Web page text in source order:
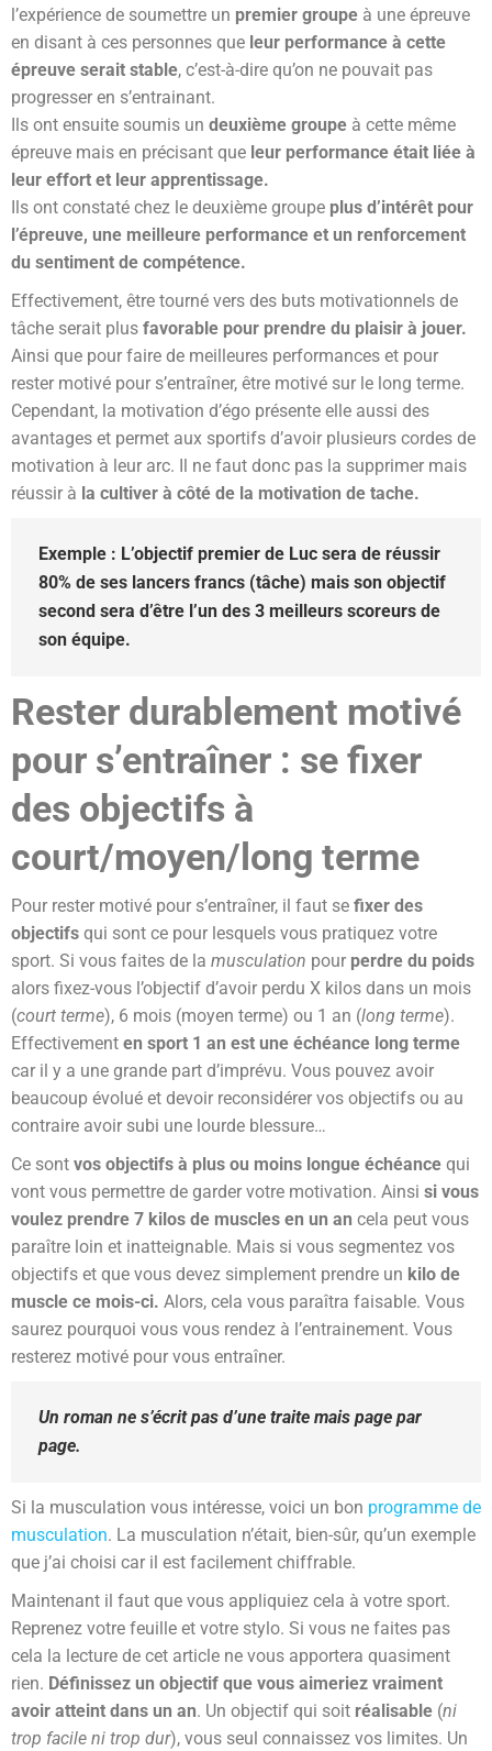
l’expérience de soumettre un premier groupe à une épreuve
en disant à ces personnes que leur performance à cette
épreuve serait stable, c’est-à-dire qu’on ne pouvait pas
progresser en s’entrainant.
Ils ont ensuite soumis un deuxième groupe à cette même
épreuve mais en précisant que leur performance était liée à
leur effort et leur apprentissage.
Ils ont constaté chez le deuxième groupe plus d’intérêt pour
l’épreuve, une meilleure performance et un renforcement
du sentiment de compétence.
Effectivement, être tourné vers des buts motivationnels de
tâche serait plus favorable pour prendre du plaisir à jouer.
Ainsi que pour faire de meilleures performances et pour
rester motivé pour s’entraîner, être motivé sur le long terme.
Cependant, la motivation d’égo présente elle aussi des
avantages et permet aux sportifs d’avoir plusieurs cordes de
motivation à leur arc. Il ne faut donc pas la supprimer mais
réussir à la cultiver à côté de la motivation de tache.
Exemple : L’objectif premier de Luc sera de réussir
80% de ses lancers francs (tâche) mais son objectif
second sera d’être l’un des 3 meilleurs scoreurs de
son équipe.
Rester durablement motivé
pour s’entraîner : se fixer
des objectifs à
court/moyen/long terme
Pour rester motivé pour s’entraîner, il faut se fixer des
objectifs qui sont ce pour lesquels vous pratiquez votre
sport. Si vous faites de la musculation pour perdre du poids
alors fixez-vous l’objectif d’avoir perdu X kilos dans un mois
(court terme), 6 mois (moyen terme) ou 1 an (long terme).
Effectivement en sport 1 an est une échéance long terme
car il y a une grande part d’imprévu. Vous pouvez avoir
beaucoup évolué et devoir reconsidérer vos objectifs ou au
contraire avoir subi une lourde blessure…
Ce sont vos objectifs à plus ou moins longue échéance qui
vont vous permettre de garder votre motivation. Ainsi si vous
voulez prendre 7 kilos de muscles en un an cela peut vous
paraître loin et inatteignable. Mais si vous segmentez vos
objectifs et que vous devez simplement prendre un kilo de
muscle ce mois-ci. Alors, cela vous paraîtra faisable. Vous
saurez pourquoi vous vous rendez à l’entrainement. Vous
resterez motivé pour vous entraîner.
Un roman ne s’écrit pas d’une traite mais page par
page.
Si la musculation vous intéresse, voici un bon programme de
musculation. La musculation n’était, bien-sûr, qu’un exemple
que j’ai choisi car il est facilement chiffrable.
Maintenant il faut que vous appliquiez cela à votre sport.
Reprenez votre feuille et votre stylo. Si vous ne faites pas
cela la lecture de cet article ne vous apportera quasiment
rien. Définissez un objectif que vous aimeriez vraiment
avoir atteint dans un an. Un objectif qui soit réalisable (ni
trop facile ni trop dur), vous seul connaissez vos limites. Un